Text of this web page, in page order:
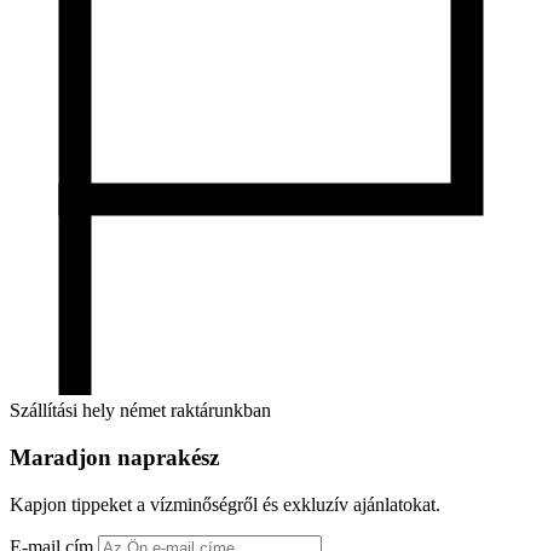
Szállítási hely német raktárunkban
Maradjon naprakész
Kapjon tippeket a vízminőségről és exkluzív ajánlatokat.
E-mail cím